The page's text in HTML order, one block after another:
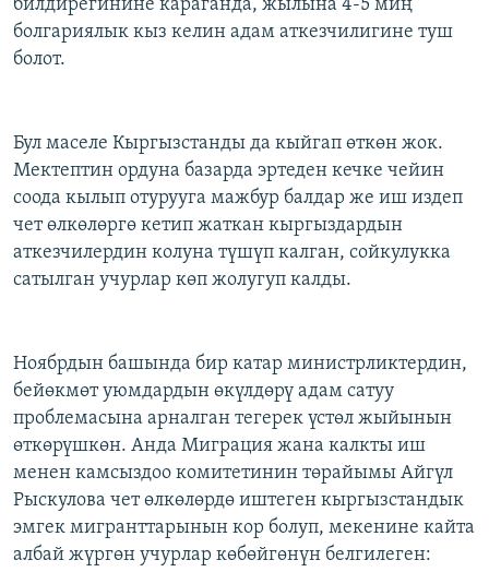
билдирегинине караганда, жылына 4-5 миң
болгариялык кыз келин адам аткезчилигине туш
болот.
Бул маселе Кыргызстанды да кыйгап өткөн жок.
Мектептин ордуна базарда эртеден кечке чейин
соода кылып отурууга мажбур балдар же иш издеп
чет өлкөлөргө кетип жаткан кыргыздардын
аткезчилердин колуна түшүп калган, сойкулукка
сатылган учурлар көп жолугуп калды.
Ноябрдын башында бир катар министрликтердин,
бейөкмөт уюмдардын өкүлдөрү адам сатуу
проблемасына арналган тегерек үстөл жыйынын
өткөрүшкөн. Анда Миграция жана калкты иш
менен камсыздоо комитетинин төрайымы Айгүл
Рыскулова чет өлкөлөрдө иштеген кыргызстандык
эмгек мигранттарынын кор болуп, мекенине кайта
албай жүргөн учурлар көбөйгөнүн белгилеген: